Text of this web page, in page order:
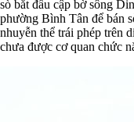
sò bắt đầu cập bờ sông
phường Bình Tân để bán
nhuyễn thể trái phép trên
chưa được cơ quan chức